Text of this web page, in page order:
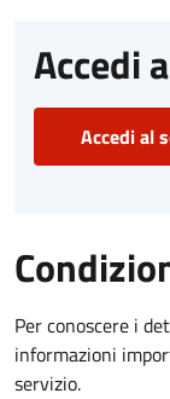
Accedi
Accedi al
Per conoscere i
informazioni
servizio.